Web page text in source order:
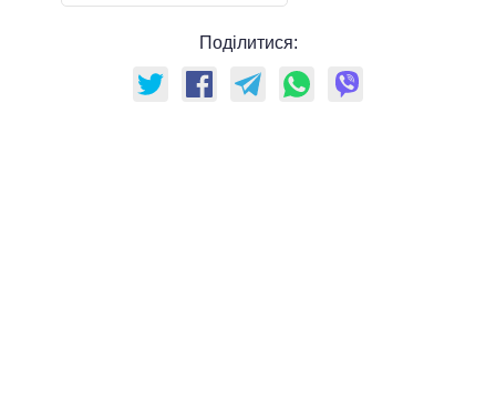
Поділитися: